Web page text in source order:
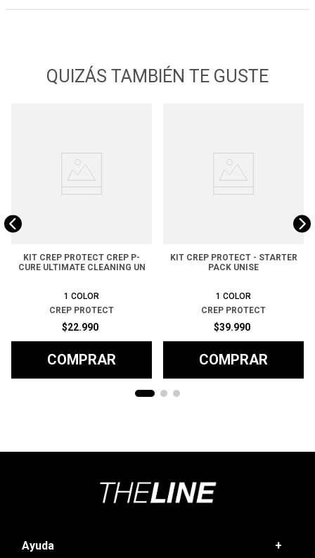
QUIZÁS TAMBIÉN TE GUSTE
KIT CREP PROTECT CREP P-
CURE ULTIMATE CLEANING UN
1 COLOR
CREP PROTECT
$22.990
COMPRAR
KIT CREP PROTECT - STARTER
PACK UNISE
1 COLOR
CREP PROTECT
$39.990
COMPRAR
Ayuda +